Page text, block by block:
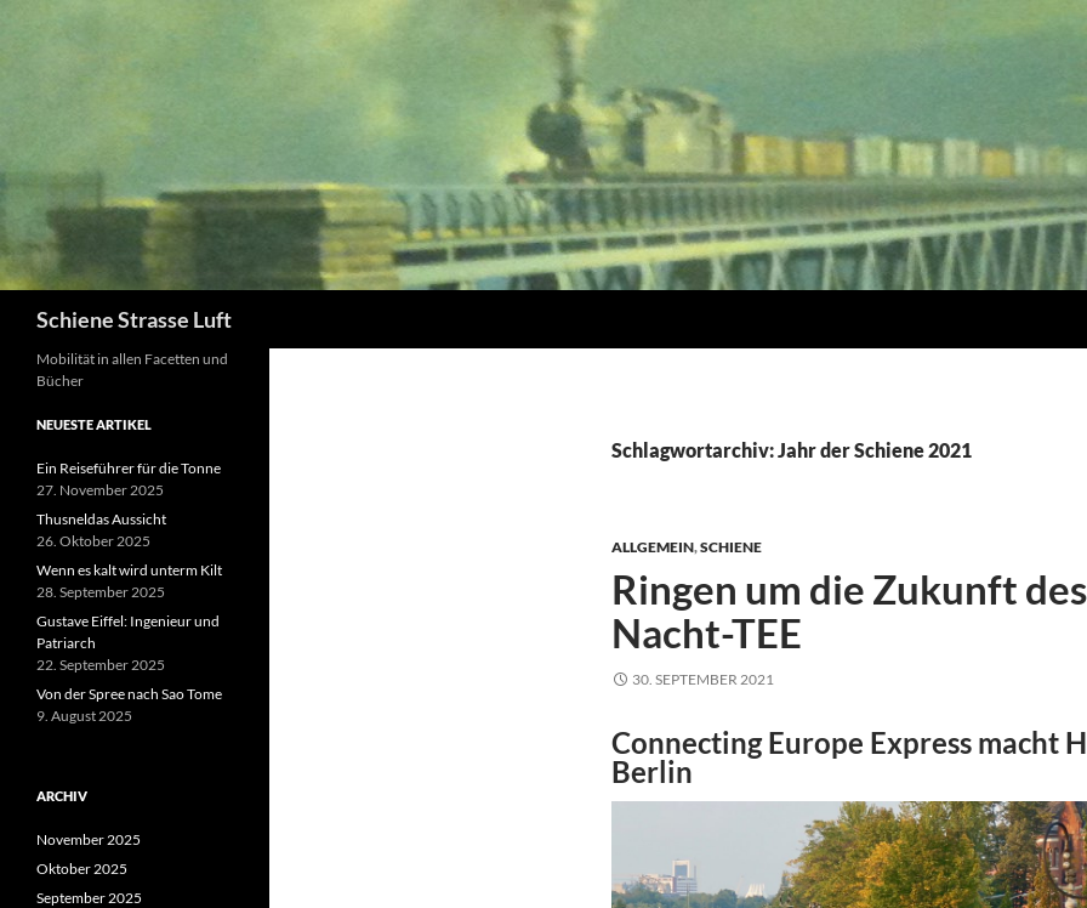
Schiene Strasse Luft
Schlagwortarchiv: Jahr der Schiene 2021
ALLGEMEIN,SCHIENE
Ringen um die Zukunft des
Nacht-TEE
30. SEPTEMBER 2021
Connecting Europe Express macht
Berlin
Mobilität in allen Facetten und
Bücher
NEUESTE ARTIKEL
Ein Reiseführer für die Tonne
27. November 2025
Thusneldas Aussicht
26. Oktober 2025
Wenn es kalt wird unterm Kilt
28. September 2025
Gustave Eiffel: Ingenieur und
Patriarch
22. September 2025
Von der Spree nach Sao Tome
9. August 2025
ARCHIV
November 2025
Oktober 2025
September 2025